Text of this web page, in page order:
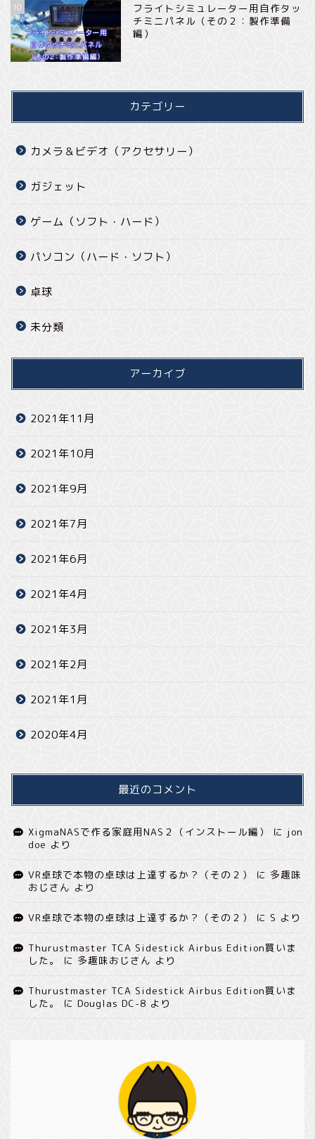
10
フライトシミュレーター用自作タッ
チミニパネル（その２：製作準備
編）
カテゴリー
カメラ＆ビデオ（アクセサリー）
ガジェット
ゲーム（ソフト・ハード）
パソコン（ハード・ソフト）
卓球
未分類
アーカイブ
2021年11月
2021年10月
2021年9月
2021年7月
2021年6月
2021年4月
2021年3月
2021年2月
2021年1月
2020年4月
最近のコメント
XigmaNASで作る家庭用NAS２（インストール編） に jon
doe より
VR卓球で本物の卓球は上達するか？（その２） に 多趣味
おじさん より
VR卓球で本物の卓球は上達するか？（その２） に S より
Thurustmaster TCA Sidestick Airbus Edition買いま
した。
に 多趣味おじさん より
Thurustmaster TCA Sidestick Airbus Edition買いま
した。
に Douglas DC-8 より